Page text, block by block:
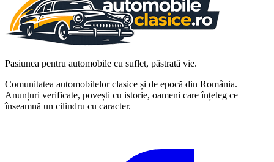
Pasiunea pentru automobile cu suflet, păstrată vie.
Comunitatea automobilelor clasice și de epocă din România.
Anunțuri verificate, povești cu istorie, oameni care înțeleg ce
înseamnă un cilindru cu caracter.